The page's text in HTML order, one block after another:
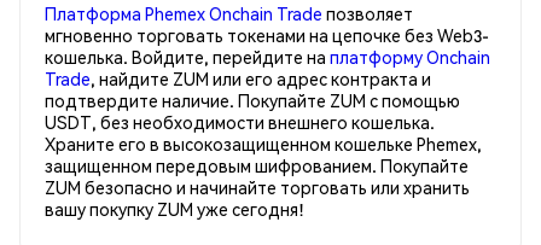
Платформа Phemex Onchain Trade позволяет
мгновенно торговать токенами на цепочке без Web3-
кошелька. Войдите, перейдите на платформу Onchain
Trade, найдите ZUM или его адрес контракта и
подтвердите наличие. Покупайте ZUM с помощью
USDT, без необходимости внешнего кошелька.
Храните его в высокозащищенном кошельке Phemex,
защищенном передовым шифрованием. Покупайте
ZUM безопасно и начинайте торговать или хранить
вашу покупку ZUM уже сегодня!